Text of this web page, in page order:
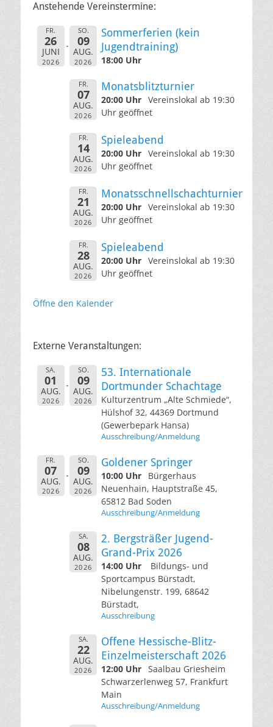
Anstehende Vereinstermine:
FR.
26
JUNI
2026
SO.
09
AUG.
2026
Sommerferien (kein
Jugendtraining)
18:00 Uhr
FR.
07
AUG.
2026
Monatsblitzturnier
20:00 Uhr Vereinslokal ab 19:30
Uhr geöffnet
FR.
14
AUG.
2026
Spieleabend
20:00 Uhr Vereinslokal ab 19:30
Uhr geöffnet
FR.
21
AUG.
2026
Monatsschnellschachturnier
20:00 Uhr Vereinslokal ab 19:30
Uhr geöffnet
FR.
28
AUG.
2026
Spieleabend
20:00 Uhr Vereinslokal ab 19:30
Uhr geöffnet
Öffne den Kalender
Externe Veranstaltungen:
SA.
01
AUG.
2026
SO.
09
AUG.
2026
53. Internationale
Dortmunder Schachtage
Kulturzentrum „Alte Schmiede“,
Hülshof 32, 44369 Dortmund
(Gewerbepark Hansa)
Ausschreibung/Anmeldung
FR.
07
AUG.
2026
SO.
09
AUG.
2026
Goldener Springer
10:00 Uhr
Bürgerhaus
Neuenhain, Hauptstraße 45,
65812 Bad Soden
Ausschreibung/Anmeldung
SA.
08
AUG.
2026
2. Bergsträßer Jugend-
Grand-Prix 2026
14:00 Uhr
Bildungs- und
Sportcampus Bürstadt,
Nibelungenstr. 199, 68642
Bürstadt,
Ausschreibung
SA.
22
AUG.
2026
Offene Hessische-Blitz-
Einzelmeisterschaft 2026
12:00 Uhr Saalbau Griesheim
Schwarzerlenweg 57, Frankfurt
Main
Ausschreibung/Anmeldung